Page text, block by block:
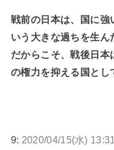
戦前の日本は、国に強
いう大きな過ちを生ん
だからこそ、戦後日本
の権力を抑える国とし
9: 2020/04/15(水)